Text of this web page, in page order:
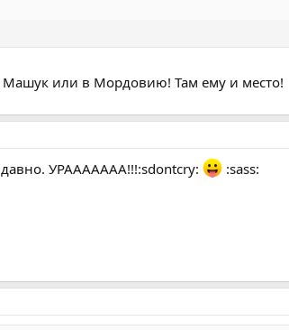
Машук или в Мордовию! Там ему и место!
УРААААААА!!!:sdontcry: :sass: